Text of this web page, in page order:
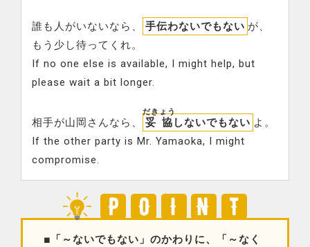
誰も人がいないなら、 手伝わないでもない が、
もう少し待ってくれ。
If no one else is available, I might help, but
please wait a bit longer.
相手が山岡さんなら、 妥協
だきょう
しないでもない よ。
If the other party is Mr. Yamaoka, I might
compromise.
■「～ないでもない」のかわりに、「～なく